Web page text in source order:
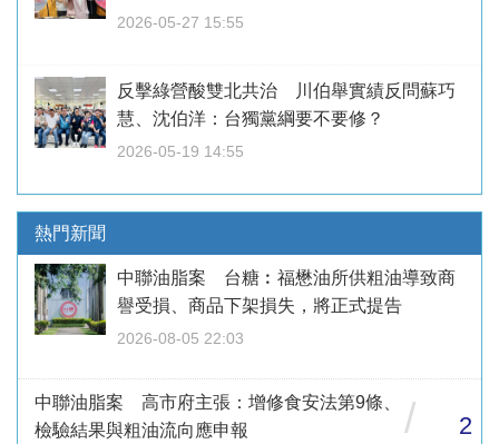
2026-05-27 15:55
反擊綠營酸雙北共治 川伯舉實績反問蘇巧
慧、沈伯洋：台獨黨綱要不要修？
2026-05-19 14:55
熱門新聞
中聯油脂案 台糖︰福懋油所供粗油導致商
譽受損、商品下架損失，將正式提告
2026-08-05 22:03
中聯油脂案 高市府主張：增修食安法第9條、
檢驗結果與粗油流向應申報
/ 2